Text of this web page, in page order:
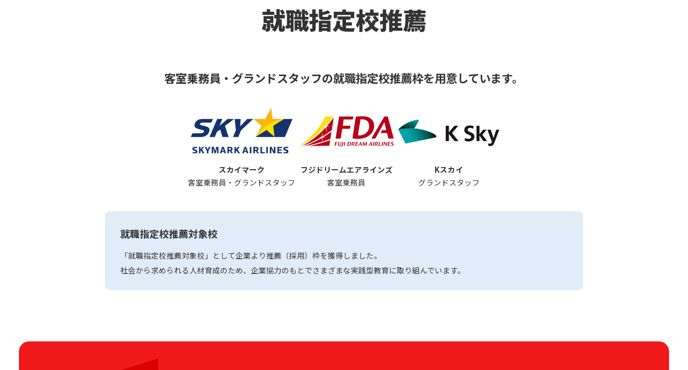
就職指定校推薦
客室乗務員・グランドスタッフの就職指定校推薦枠を用意しています。
スカイマーク
客室乗務員・ グランドスタッフ
フジドリームエアラインズ
客室乗務員
Kスカイ
グランドスタッフ
就職指定校推薦対象校
「就職指定校推薦対象校」として企業より推薦（採用）枠を獲得しました。
社会から求められる人材育成のため、企業協力のもとでさまざまな実践型教育に取り組んでいます。